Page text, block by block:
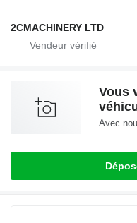
2CMACHINERY LTD
Vous
Avec